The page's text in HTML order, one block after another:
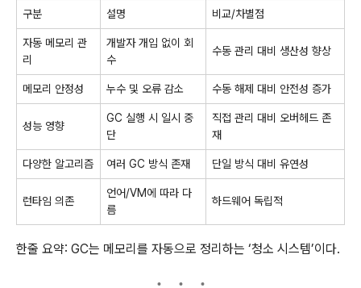
구분 설명 비교/차별점
자동 메모리 관
리
개발자 개입 없이 회
수
수동 관리 대비 생산성 향상
메모리 안정성 누수 및 오류 감소 수동 해제 대비 안전성 증가
성능 영향
GC 실행 시 일시 중
단
직접 관리 대비 오버헤드 존
재
다양한 알고리즘 여러 GC 방식 존재 단일 방식 대비 유연성
런타임 의존
언어/VM에 따라 다
름
하드웨어 독립적
한줄 요약: GC는 메모리를 자동으로 정리하는 ‘청소 시스템’이다.